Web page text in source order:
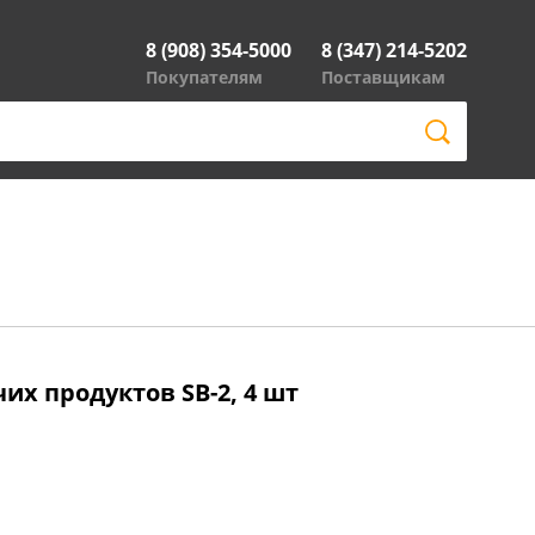
8 (908) 354-5000
Покупателям
8 (347) 214-5202
Поставщикам
продуктов SB-2, 4 шт